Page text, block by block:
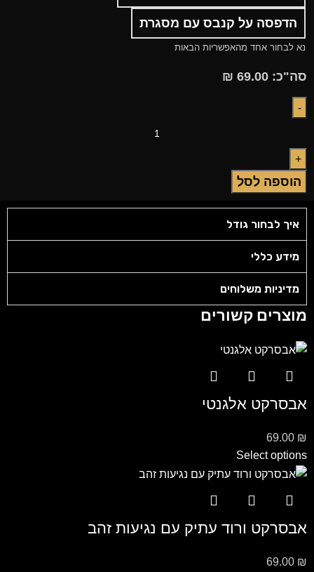
הדפסה על קנבס עם מסגרת
נא לבחור אחד מהאפשריות הבאות
סה"כ: 69.00
₪
הוספה לסל
איך לבחור גודל
מידע כללי
מדיניות משלוחים
מוצרים קשורים
אבסרקט אלגנטי
69.00 ₪
Select options
אבסרקט ורוד עתיק עם נגיעות זהב
69.00 ₪